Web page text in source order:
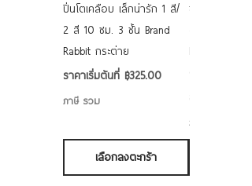
ปิ่นโตเคลือบ เล็กน่ารัก 1 สี/
2 สี 10 ซม. 3 ชั้น Brand
Rabbit กระต่าย
ราคาเริ่มต้นที่ ฿325.00
ราคาขายลด
ภาษี รวม
เลือกลงตะกร้า
ชามเคลือบ
ภาษี รวม